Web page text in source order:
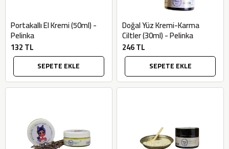
Portakallı El Kremi (50ml) -
Pelinka
132 TL
SEPETE EKLE
Doğal Yüz Kremi-Karma
Ciltler (30ml) - Pelinka
246 TL
SEPETE EKLE